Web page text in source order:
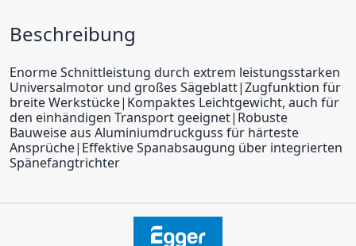
Beschreibung
Enorme Schnittleistung durch extrem leistungsstarken
Universalmotor und großes Sägeblatt|Zugfunktion für
breite Werkstücke|Kompaktes Leichtgewicht, auch für
den einhändigen Transport geeignet|Robuste
Bauweise aus Aluminiumdruckguss für härteste
Ansprüche|Effektive Spanabsaugung über integrierten
Spänefangtrichter